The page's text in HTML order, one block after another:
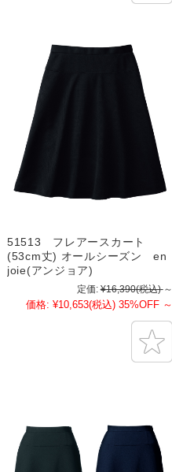
51513 フレアースカート
(53cm丈) オールシーズン en
joie(アンジョア)
定価: ¥16,390(税込) ～
価格: ¥10,653(税込) 35%OFF ～